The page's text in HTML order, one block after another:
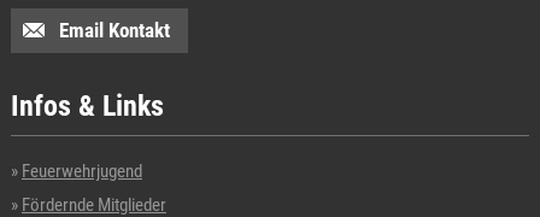
Email Kontakt
Infos & Links
Feuerwehrjugend
Fördernde Mitglieder